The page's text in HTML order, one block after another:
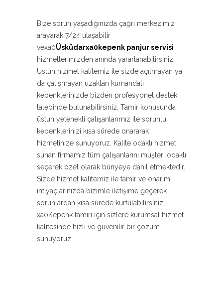
Bize sorun yaşadığınızda çağrı merkezimiz
arayarak 7/24 ulaşabilir
vexa0Üsküdarxa0kepenk panjur servisi
hizmetlerimizden anında yararlanabilirsiniz.
Üstün hizmet kalitemiz ile sizde açılmayan ya
da çalışmayan uzaktan kumandalı
kepenklerinizde bizden profesyonel destek
talebinde bulunabilirsiniz. Tamir konusunda
üstün yetenekli çalışanlarımız ile sorunlu
kepenklerinizi kısa sürede onararak
hizmetinize sunuyoruz. Kalite odaklı hizmet
sunan firmamız tüm çalışanlarını müşteri odaklı
seçerek özel olarak bünyeye dahil etmektedir.
Sizde hizmet kalitemiz ile tamir ve onarım
ihtiyaçlarınızda bizimle iletişime geçerek
sorunlardan kısa sürede kurtulabilirsiniz.
xa0Kepenk tamiri için sizlere kurumsal hizmet
kalitesinde hızlı ve güvenilir bir çözüm
sunuyoruz.